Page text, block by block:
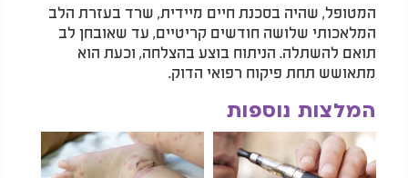
המטופל, שהיה בסכנת חיים מיידית, שרד בעזרת הלב
המלאכותי שלושה חודשים קריטיים, עד שאובחן לב
תואם להשתלה. הניתוח בוצע בהצלחה, וכעת הוא
מתאושש תחת פיקוח רפואי הדוק.
המלצות נוספות